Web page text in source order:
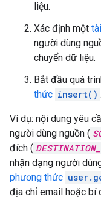
liệu.
Xác định một
người dùng
chuyển dữ liệu.
Bắt đầu quá
thức insert() .
Ví dụ: nội dung yêu
người dùng nguồn (
đích (
nhận dạng người
phương thức
địa chỉ email hoặc bí